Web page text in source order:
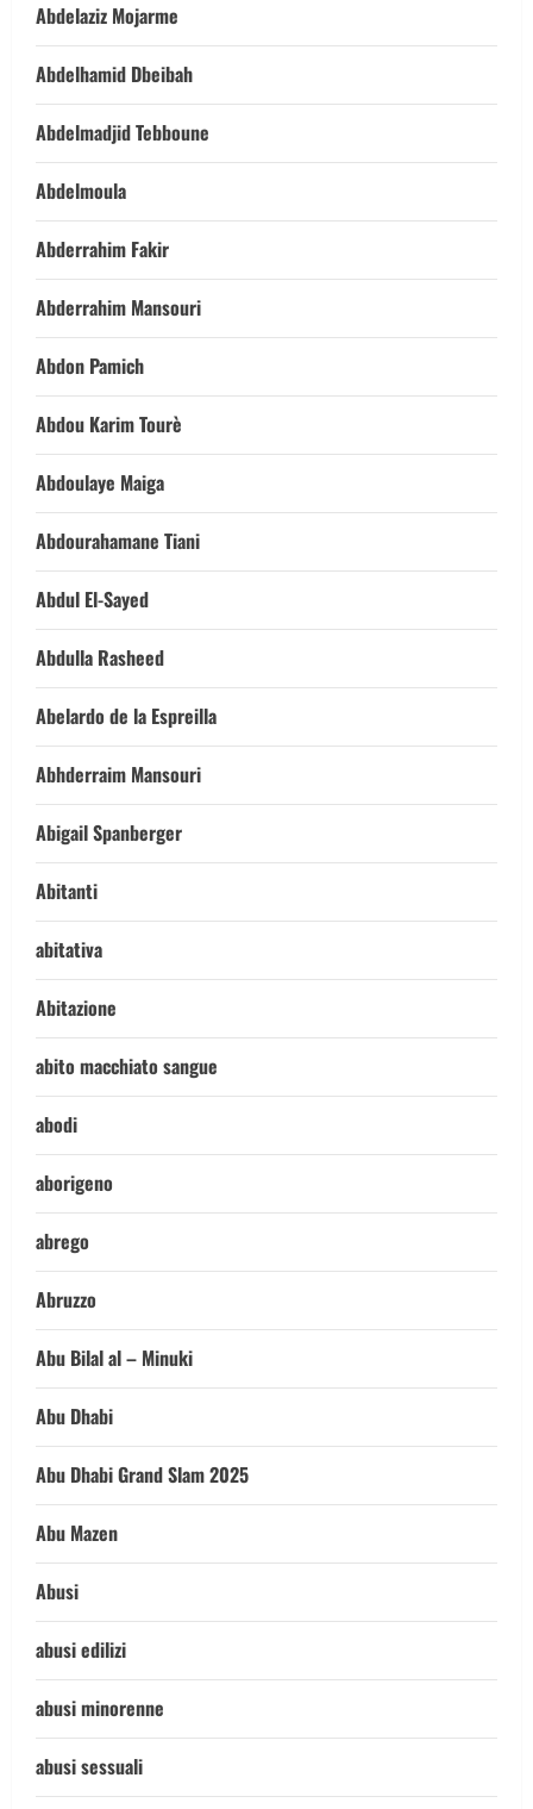
Abdelaziz Mojarme
Abdelhamid Dbeibah
Abdelmadjid Tebboune
Abdelmoula
Abderrahim Fakir
Abderrahim Mansouri
Abdon Pamich
Abdou Karim Tourè
Abdoulaye Maiga
Abdourahamane Tiani
Abdul El-Sayed
Abdulla Rasheed
Abelardo de la Espreilla
Abhderraim Mansouri
Abigail Spanberger
Abitanti
abitativa
Abitazione
abito macchiato sangue
abodi
aborigeno
abrego
Abruzzo
Abu Bilal al – Minuki
Abu Dhabi
Abu Dhabi Grand Slam 2025
Abu Mazen
Abusi
abusi edilizi
abusi minorenne
abusi sessuali